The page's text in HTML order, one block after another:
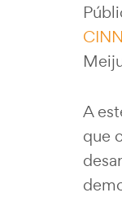
A
que